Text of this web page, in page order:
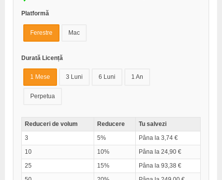
Platformă
Ferestre Mac
Durată Licență
1 Mese 3 Luni 6 Luni 1 An
Perpetua
Reduceri de volum Reducere
Tu salvezi
3
5%
Pâna la 3,74 €
10
10%
Pâna la 24,90 €
25
15%
Pâna la 93,38 €